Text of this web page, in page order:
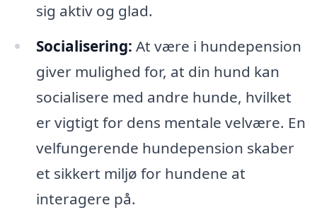
sig aktiv og glad.
Socialisering: At være i hundepension
giver mulighed for, at din hund kan
socialisere med andre hunde, hvilket
er vigtigt for dens mentale velvære. En
velfungerende hundepension skaber
et sikkert miljø for hundene at
interagere på.